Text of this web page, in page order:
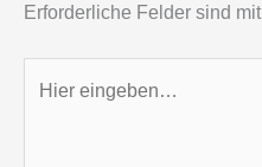
Erforderliche Felder sind mit